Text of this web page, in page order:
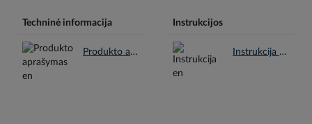
Techninė informacija
Produkto aprašymas en.pdf
Instrukcijos
Instrukcija en.pdf